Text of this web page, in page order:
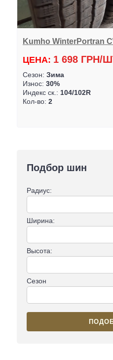
Подбор шин
Радиус:
Ширина:
Высота:
Сезон
Kumho WinterPortran
ЦЕНА: 1 698 ГРН/
Сезон: Зима
Износ: 30%
Индекс ск.: 104/102R
Кол-во: 2